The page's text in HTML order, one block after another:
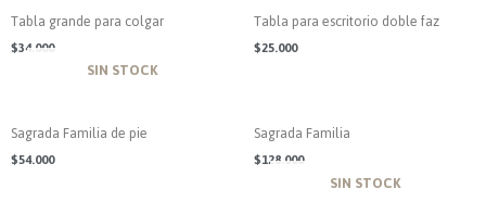
Tabla grande para colgar
$34.000
Tabla para escritorio doble faz
$25.000
AGOTADO
Sagrada Familia de pie
$54.000
Sagrada Familia
$128.000
AGOTADO